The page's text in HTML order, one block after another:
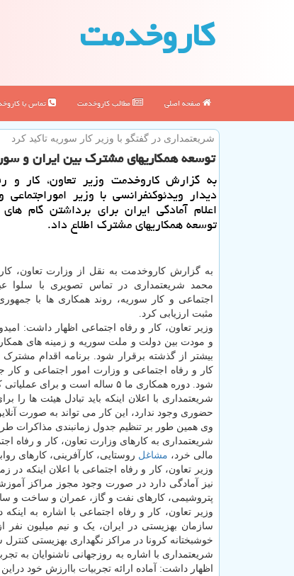
كاروخدمت
صفحه اصلی مطالب كاروخدمت تماس با
شریعتمداری در گفتگو با وزیر كار سوریه تاكید كرد
توسعه همكاریهای مشترك بین ایران و
به گزارش كاروخدمت وزیر تعاون، كار و
دیدار ویدئوكنفرانسی با وزیر
اعلام آمادگی ایران برای برداشتن گام
توسعه همكاریهای مشترك اطلاع داد.
به گزارش کاروخدمت به نقل از وزارت تعاون،
محمد شریعتمداری در تماس تصویری با سلوا
اجتماعی و کار سوریه، روند همکاری ها با
مثبت ارزیابی کرد.
وزیر تعاون، کار و رفاه اجتماعی اظهار داشت:
و مودت بین دولت و ملت سوریه و زمینه های
بیشتر از گذشته برقرار شود. برنامه اقدام مشترک
شود. دوره همکاری ما ۵ ساله است و برای عملیاتی کردن آن باید زودتر این اقدامات صورت گیرد.
شریعتمداری با اعلان اینکه باید تبادل هیئت ها
حضوری وجود ندارد، این کار می تواند به صورت
وی همین طور بر تنظیم جدول زمانبندی مذاکرات
شریعتمداری به کارهای وزارت تعاون، کار و رفاه
مالی خرد، مشاغل روستایی، کارآفرینی، کارهای
وزیر تعاون، کار و رفاه اجتماعی با اعلان
نیز آمادگی دارد در صورت وجود مجوز مراکز
پتروشیمی، کارهای نفت و گاز، عمران و ساخت و
وزیر تعاون، کار و رفاه اجتماعی با اشاره به
سازمان بهزیستی در ایران، یک و نیم میلیون
خوشبختانه کرونا در مراکز نگهداری بهزیستی
شریعتمداری با اشاره به روزجهانی ناشنوایان به
اظهار داشت: آماده ارائه تجربیات باارزش خود